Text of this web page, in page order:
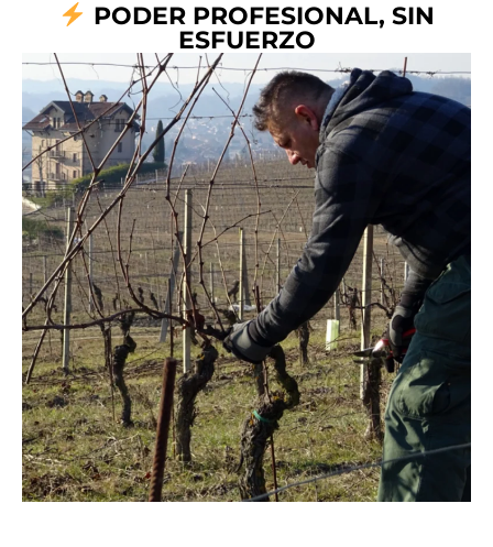
PODER PROFESIONAL, SIN
ESFUERZO